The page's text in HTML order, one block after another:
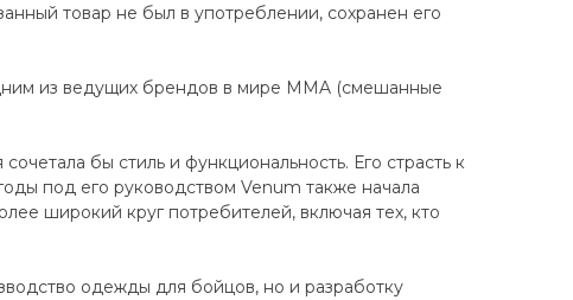
товар не был в употреблении, сохранен его
из ведущих брендов в мире MMA (смешанные
бы стиль и функциональность. Его страсть к
под его руководством Venum также начала
широкий круг потребителей, включая тех, кто
одежды для бойцов, но и разработку